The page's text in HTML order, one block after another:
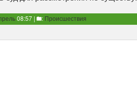
08:57 | : Происшествия